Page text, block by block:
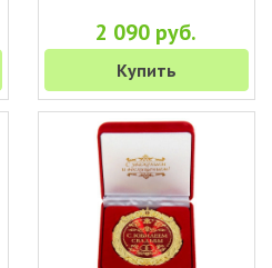
2 090 руб.
Купить